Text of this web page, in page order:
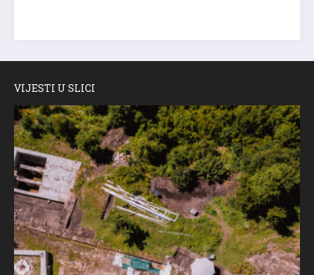
VIJESTI U SLICI